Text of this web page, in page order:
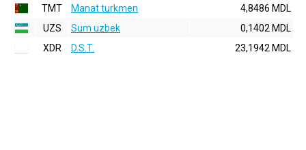
TMT
Manat turkmen
4,8486 MDL
UZS
Sum uzbek
0,1402 MDL
XDR
D.S.T. 23,1942 MDL